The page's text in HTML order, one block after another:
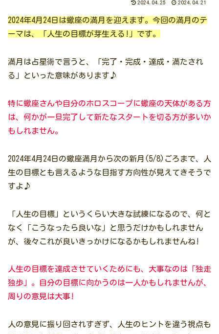
2024.04.25 2024.04.21
2024年4月24日は蠍座の満月を迎えます。 今回の満月のテ
ーマは、「人生の目標が芽生える!」です。
満月は占星術で言うと、「完了・完成・達成・満たされ
る」といった意味があります♪
特に蠍座さんや自分のホロスコープに蠍座の天体がある方
は、何かが一旦完了して新たなスタートを切る方が多いか
もしれません。
2024年4月24日の蠍座満月から次の新月(5/8)ごろまで、人
生の目標とも言えるような目指す方向性が見えてきそうで
すよ♪
「人生の目標」というくらい大きな試練になるので、何と
なく「こうなったら良いな」と思うだけかもしれません
が、後々これが良いきっかけになるかもしれませんね!
人生の目標を達成させていくためにも、大事なのは「独走
独歩」。自分の目標に向かうのは一人かもしれませんが、
周りの意見は大事!
人の意見に振り回されすぎず、人生のヒントを違う視点も